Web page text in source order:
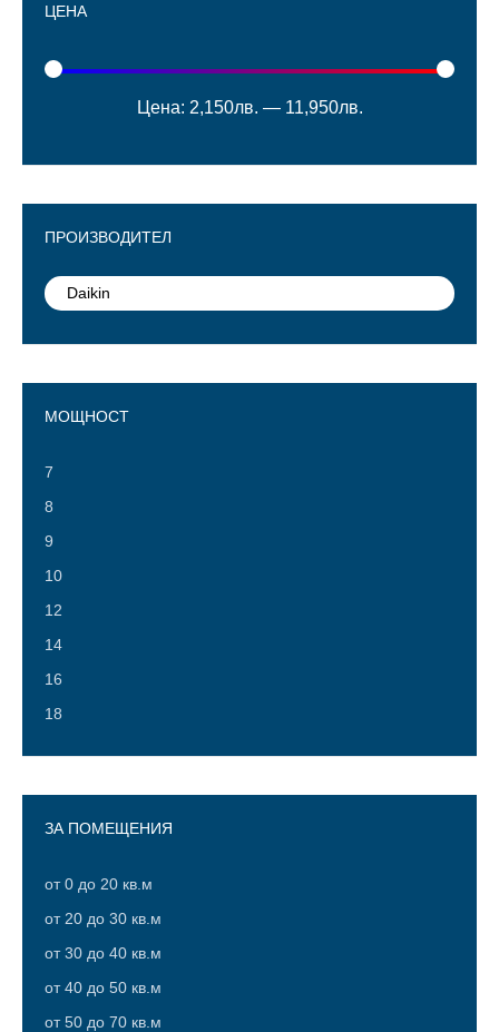
ЦЕНА
Цена: 2,150лв. — 11,950лв.
ПРОИЗВОДИТЕЛ
Daikin
МОЩНОСТ
7
8
9
10
12
14
16
18
43
48
ЗА ПОМЕЩЕНИЯ
от 0 до 20 кв.м
от 20 до 30 кв.м
от 30 до 40 кв.м
от 40 до 50 кв.м
от 50 до 70 кв.м